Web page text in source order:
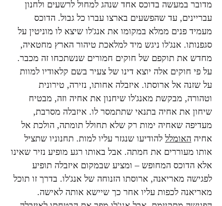
מדובר במעשה בדוכס אחד שנהג למחול לרשעים ולחנון
עבריינים, עד שהפשעים בארצו עברו כל גבול. הדוכס
מעמיד פנים ממלא במקומו את אנג'לו שיצא לו מוניטין על
סגפנותו. אנג'לו ניגש מיד למלאכת טיהור הארץ מחטאיה,
מחדש את תוקפם של חוקים חמורים שנשתכחו זה מכבר.
על פי חוקים אלה יוצא דינו של צעיר בשם קלאודיו למוות
על שזנה אל ארוסתו. איזבלה אחותו, נזירה, טירונית
וטהורה, מבקשת מאנג'לו שיחנון את אחיה וזה, מבטיח
שיחון את אחיה בתנאי שתתמסר לו. איזבלה מסרבת,
מעדיפה שאחיה ימות רק שלא תחולל תומתה, הולכת אל
אחיה האומלל להודיעו שנגזר עליו למות. תחנוניו שתציל
אותו מעוררים את חמתה. אבל באותו רגע מופיע נזיר שאינו
אלא הדוכס המחופש – ומציע שבמקום איזבלה תופיע
לפגישה מאריאנה, ארוסתו הזנוחה של אנג'לו. בדרך זו תוכל
מאריאנה לכפות עליו אחר כך שיישא אותה לאישה.